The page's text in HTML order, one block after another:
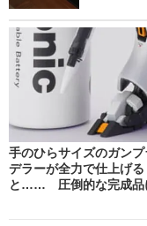
手のひらサイズのガン
デラーが全力で仕上げる
と…… 圧倒的な完成品